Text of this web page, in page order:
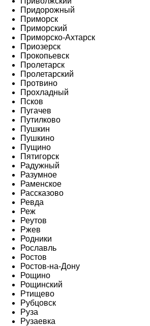
Придорожный
Приморск
Приморский
Приморско-Ахтарск
Приозерск
Прокопьевск
Пролетарск
Пролетарский
Протвино
Прохладный
Псков
Пугачев
Путилково
Пушкин
Пушкино
Пущино
Пятигорск
Радужный
Разумное
Раменское
Рассказово
Ревда
Реж
Реутов
Ржев
Родники
Рославль
Ростов
Ростов-на-Дону
Рощино
Рощинский
Ртищево
Рубцовск
Руза
Рузаевка